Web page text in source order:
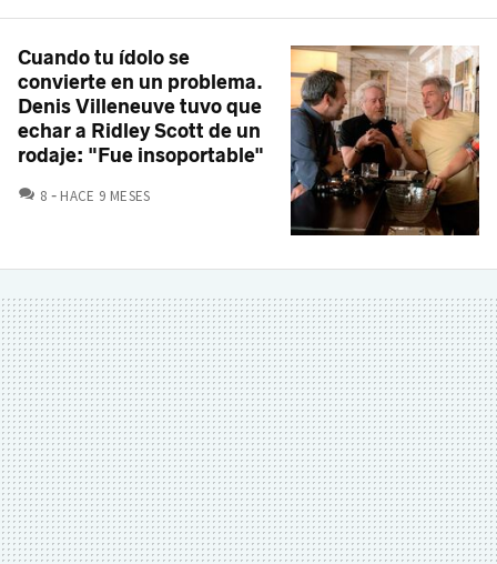
Cuando tu ídolo se
convierte en un problema.
Denis Villeneuve tuvo que
echar a Ridley Scott de un
rodaje: "Fue insoportable"
8 COMENTARIOS
HACE 9 MESES